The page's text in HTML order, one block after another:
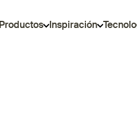
Productos Inspiración